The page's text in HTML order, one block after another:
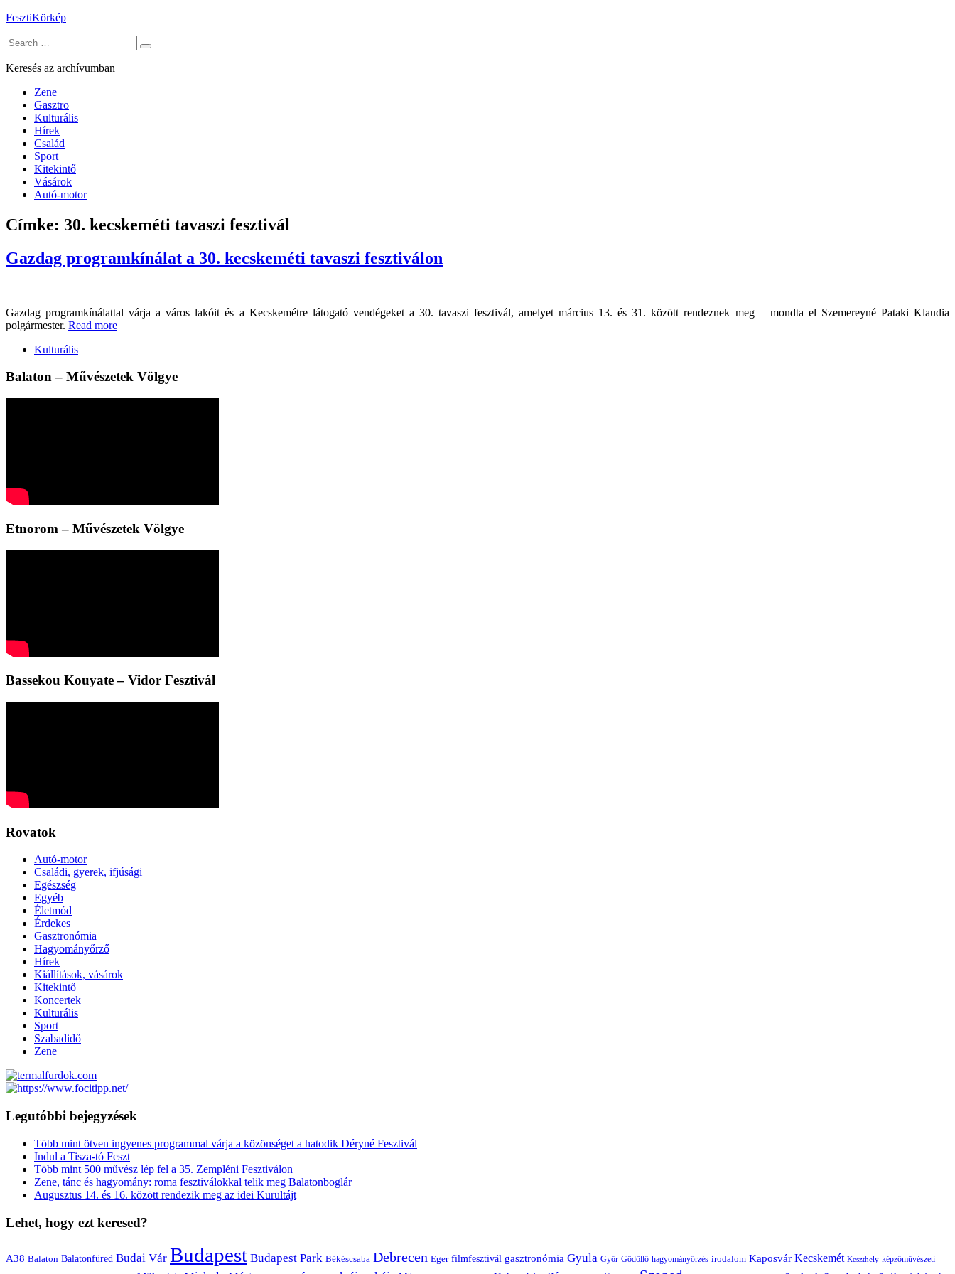
Skip
content
FesztiKörkép
Search
for:
Keresés az archívumban
Zene
Gasztro
Kulturális
Hírek
Család
Sport
Kitekintő
Vásárok
Autó-motor
Címke: 30. kecskeméti tavaszi fesztivál
Gazdag programkínálat a 30. kecskeméti tavaszi fesztiválon
Gazdag programkínálattal várja a város lakóit és a Kecskemétre látogató vendégeket a 30. tavaszi fesztivál, amelyet március 13. és 31. között rendeznek meg – mondta el Szemereyné Pataki Klaudia
polgármester. Read more
Kulturális
Balaton – Művészetek Völgye
Etnorom – Művészetek Völgye
Bassekou Kouyate – Vidor Fesztivál
Rovatok
Autó-motor
Családi, gyerek, ifjúsági
Egészség
Egyéb
Életmód
Érdekes
Gasztronómia
Hagyományőrző
Hírek
Kiállítások, vásárok
Kitekintő
Koncertek
Kulturális
Sport
Szabadidő
Zene
Legutóbbi bejegyzések
Több mint ötven ingyenes programmal várja a közönséget a hatodik Déryné Fesztivál
Indul a Tisza-tó Feszt
Több mint 500 művész lép fel a 35. Zempléni Fesztiválon
Zene, tánc és hagyomány: roma fesztiválokkal telik meg Balatonboglár
Augusztus 14. és 16. között rendezik meg az idei Kurultájt
Lehet, hogy ezt keresed?
A38 Balaton Balatonfüred Budai Vár Budapest Budapest Park Békéscsaba Debrecen Eger filmfesztivál gasztronómia Gyula Győr Gödöllő hagyományőrzés irodalom Kaposvár Kecskemét Keszthely képzőművészeti